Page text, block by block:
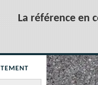
La référence en